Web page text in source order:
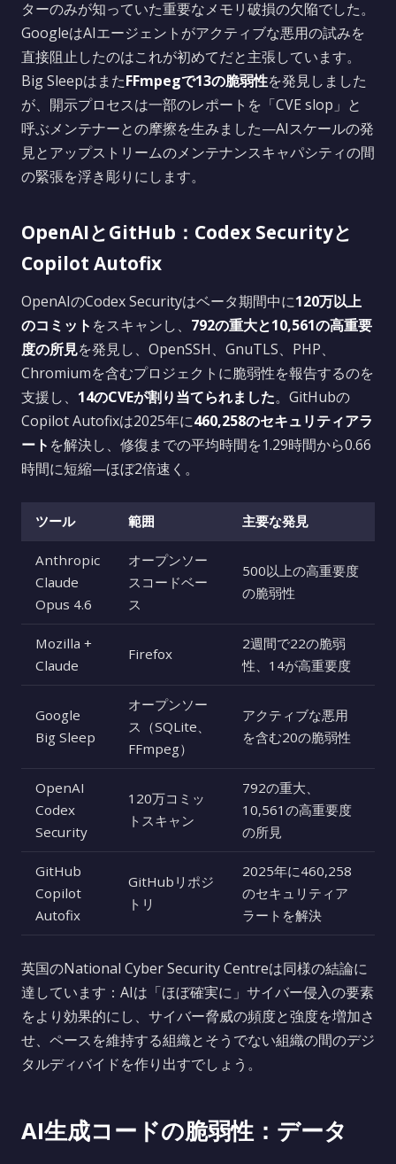
ターのみが知っていた重要なメモリ破損の欠陥でした。
GoogleはAIエージェントがアクティブな悪用の試みを
直接阻止したのはこれが初めてだと主張しています。
Big SleepはまたFFmpegで13の脆弱性を発見しました
が、開示プロセスは一部のレポートを「CVE slop」と
呼ぶメンテナーとの摩擦を生みました—AIスケールの発
見とアップストリームのメンテナンスキャパシティの間
の緊張を浮き彫りにします。
OpenAIとGitHub：Codex Securityと
Copilot Autofix
OpenAIのCodex Securityはベータ期間中に120万以上
のコミット をスキャンし、 792の重大と10,561の高重要
度の所見を発見し、OpenSSH、GnuTLS、PHP、
Chromiumを含むプロジェクトに脆弱性を報告するのを
支援し、 14のCVEが割り当てられました。GitHubの
Copilot Autofixは2025年に460,258のセキュリティアラ
ート を解決し、修復までの平均時間を1.29時間から0.66
時間に短縮—ほぼ2倍速く。
ツール 範囲 主要な発見
Anthropic
Claude
Opus 4.6
オープンソー
スコードベー
ス
500以上の高重要度
の脆弱性
Mozilla +
Claude
Firefox
2週間で22の脆弱
性、14が高重要度
Google
Big Sleep
オープンソー
ス（SQLite、
FFmpeg）
アクティブな悪用
を含む20の脆弱性
OpenAI
Codex
Security
120万コミッ
トスキャン
792の重大、
10,561の高重要度
の所見
GitHub
Copilot
Autofix
GitHubリポジ
トリ
2025年に460,258
のセキュリティア
ラートを解決
英国のNational Cyber Security Centreは同様の結論に
達しています：AIは「ほぼ確実に」サイバー侵入の要素
をより効果的にし、サイバー脅威の頻度と強度を増加さ
せ、ペースを維持する組織とそうでない組織の間のデジ
タルディバイドを作り出すでしょう。
AI生成コードの脆弱性：データ